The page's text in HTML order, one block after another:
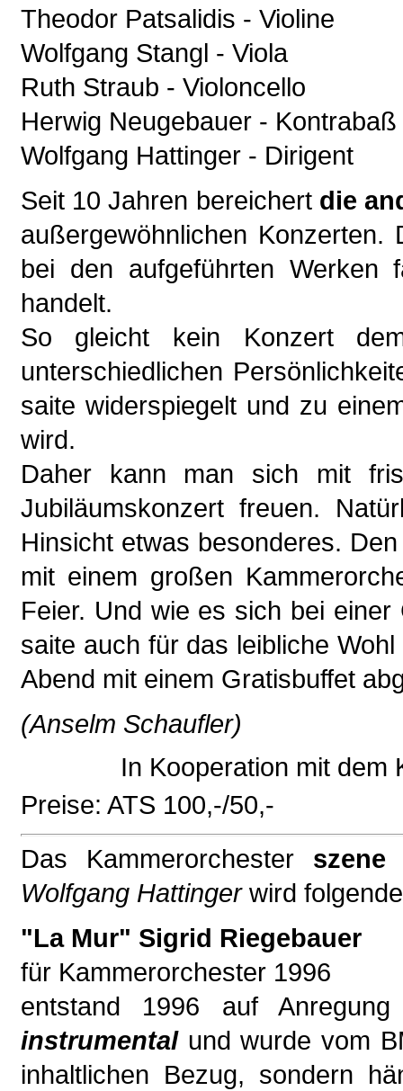
Theodor Patsalidis - Violine
Wolfgang Stangl - Viola
Ruth Straub - Violoncello
Herwig Neugebauer - Kontrabaß
Wolfgang Hattinger - Dirigent
Seit 10 Jahren bereichert die
außergewöhnlichen
bei den aufgeführten Werken
handelt.
So gleicht kein Konzert
unterschiedlichen
saite widerspiegelt und zu
wird.
Daher kann man sich mit
Jubiläumskonzert freuen.
Hinsicht etwas besonderes.
mit einem großen
Feier. Und wie es sich bei
saite auch für das leibliche
Abend mit einem Gratisbuffet
(Anselm Schaufler)
In Kooperation mit dem
Preise: ATS 100,-/50,-
Das Kammerorchester szene
Wolfgang Hattingerwird
"La Mur" Sigrid Riegebauer
für Kammerorchester 1996
entstand 1996 auf
instrumentalund wurde vom
inhaltlichen Bezug, sondern